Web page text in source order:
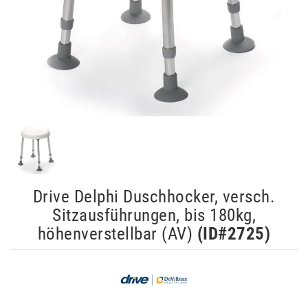
Drive Delphi Duschhocker, versch.
Sitzausführungen, bis 180kg,
höhenverstellbar (AV) (ID#2725)